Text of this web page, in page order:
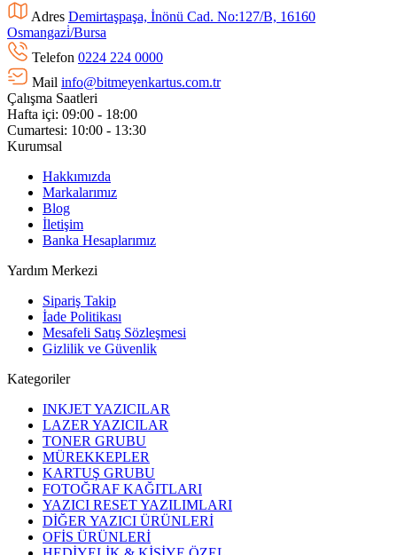
Adres Demirtaşpaşa, İnönü Cad. No:127/B, 16160
Osmangazi̇/Bursa
Telefon 0224 224 0000
Mail info@bitmeyenkartus.com.tr
Çalışma Saatleri
Hafta içi: 09:00 - 18:00
Cumartesi: 10:00 - 13:30
Kurumsal
Hakkımızda
Markalarımız
Blog
İletişim
Banka Hesaplarımız
Yardım Merkezi
Sipariş Takip
İade Politikası
Mesafeli Satış Sözleşmesi
Gizlilik ve Güvenlik
Kategoriler
INKJET YAZICILAR
LAZER YAZICILAR
TONER GRUBU
MÜREKKEPLER
KARTUŞ GRUBU
FOTOĞRAF KAĞITLARI
YAZICI RESET YAZILIMLARI
DİĞER YAZICI ÜRÜNLERİ
OFİS ÜRÜNLERİ